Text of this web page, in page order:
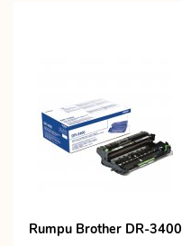
Rumpu Brother DR-3400